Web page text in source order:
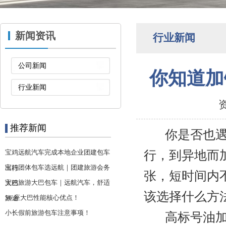
新闻资讯
公司新闻
行业新闻
推荐新闻
宝鸡远航汽车完成本地企业团建包车
出行
宝鸡团体包车选远航｜团建旅游会务
大巴
宝鸡旅游大巴包车｜远航汽车，舒适
旅途
56 座大巴性能核心优点！
小长假前旅游包车注意事项！
行业新闻
你知道
你是否也遇
行，到异地而
张，短时间内
该选择什么方
高标号油加